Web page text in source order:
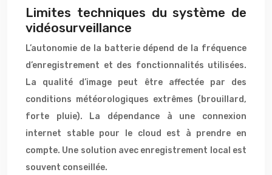
Limites techniques du système de
vidéosurveillance
L’autonomie de la batterie dépend de la fréquence
d’enregistrement et des fonctionnalités utilisées.
La qualité d’image peut être affectée par des
conditions météorologiques extrêmes (brouillard,
forte pluie). La dépendance à une connexion
internet stable pour le cloud est à prendre en
compte. Une solution avec enregistrement local est
souvent conseillée.